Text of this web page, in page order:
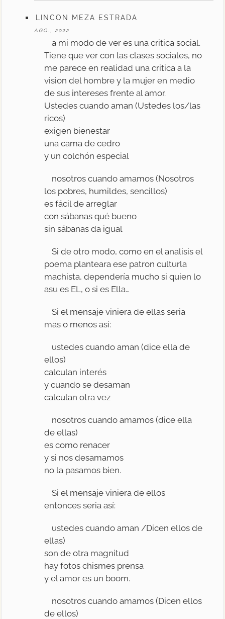
LINCON MEZA ESTRADA
AGO., 2022
a mi modo de ver es una critica social.
Tiene que ver con las clases sociales, no
me parece en realidad una critica a la
vision del hombre y la mujer en medio
de sus intereses frente al amor.
Ustedes cuando aman (Ustedes los/las
ricos)
exigen bienestar
una cama de cedro
y un colchón especial
nosotros cuando amamos (Nosotros
los pobres, humildes, sencillos)
es fácil de arreglar
con sábanas qué bueno
sin sábanas da igual
Si de otro modo, como en el analisis el
poema planteara ese patron culturla
machista, dependería mucho si quien lo
asu es EL, o si es Ella…
Si el mensaje viniera de ellas seria
mas o menos así:
ustedes cuando aman (dice ella de
ellos)
calculan interés
y cuando se desaman
calculan otra vez
nosotros cuando amamos (dice ella
de ellas)
es como renacer
y si nos desamamos
no la pasamos bien.
Si el mensaje viniera de ellos
entonces seria así:
ustedes cuando aman /Dicen ellos de
ellas)
son de otra magnitud
hay fotos chismes prensa
y el amor es un boom.
nosotros cuando amamos (Dicen ellos
de ellos)